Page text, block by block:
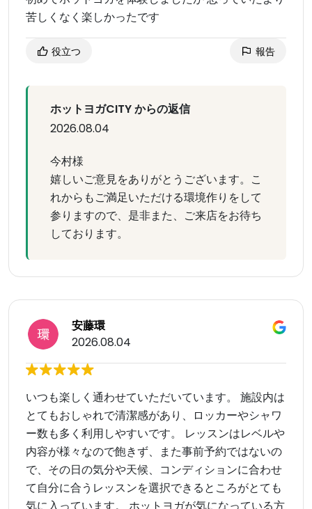
苦しくなく楽しかったです
役立つ 報告
ホットヨガCITY からの返信
2026.08.04
今村様
嬉しいご意見をありがとうございます。こ
れからもご満足いただける環境作りをして
参りますので、是非また、ご来店をお待ち
しております。
安藤環
2026.08.04
いつも楽しく通わせていただいています。 施設内は
とてもおしゃれで清潔感があり、ロッカーやシャワ
ー数も多く利用しやすいです。 レッスンはレベルや
内容が様々なので飽きず、また事前予約ではないの
で、その日の気分や天候、コンディションに合わせ
て自分に合うレッスンを選択できるところがとても